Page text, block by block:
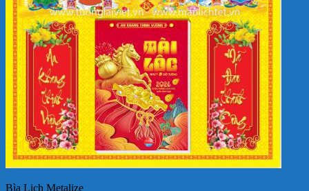
Bìa Lịch Metalize